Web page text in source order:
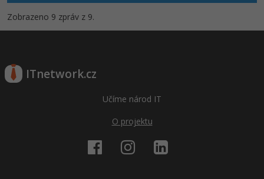
Zobrazeno 9 zpráv z 9.
ITnetwork.cz
Učíme národ IT
O projektu